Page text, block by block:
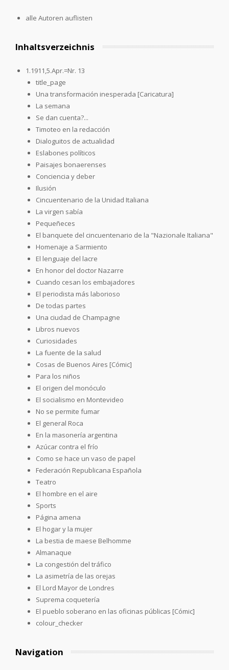
alle Autoren auflisten
Inhaltsverzeichnis
1.1911,5.Apr.=Nr. 13
title_page
Una transformación inesperada [Caricatura]
La semana
Se dan cuenta?...
Timoteo en la redacción
Dialoguitos de actualidad
Eslabones políticos
Paisajes bonaerenses
Conciencia y deber
Ilusión
Cincuentenario de la Unidad Italiana
La virgen sabía
Pequeñeces
El banquete del cincuentenario de la "Nazionale Italiana"
Homenaje a Sarmiento
El lenguaje del lacre
En honor del doctor Nazarre
Cuando cesan los embajadores
El periodista más laborioso
De todas partes
Una ciudad de Champagne
Libros nuevos
Curiosidades
La fuente de la salud
Cosas de Buenos Aires [Cómic]
Para los niños
El origen del monóculo
El socialismo en Montevideo
No se permite fumar
El general Roca
En la masonería argentina
Azúcar contra el frío
Como se hace un vaso de papel
Federación Republicana Española
Teatro
El hombre en el aire
Sports
Página amena
El hogar y la mujer
La bestia de maese Belhomme
Almanaque
La congestión del tráfico
La asimetría de las orejas
El Lord Mayor de Londres
Suprema coquetería
El pueblo soberano en las oficinas públicas [Cómic]
colour_checker
Navigation